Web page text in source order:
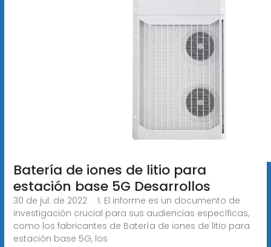
Batería de iones de litio para
estación base 5G Desarrollos
30 de jul. de 2022 · 1. El informe es un documento de
investigación crucial para sus audiencias específicas,
como los fabricantes de Batería de iones de litio para
estación base 5G, los